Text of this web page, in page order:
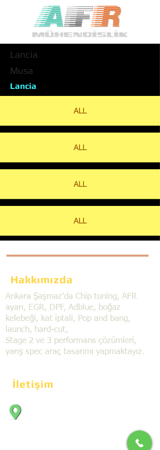
Lancia
Musa
Lancia
ALL
ALL
ALL
ALL
Hakkımızda
Ankara Şaşmaz'da Chip tuning, AFR
ayarı, EGR, DPF, Adblue, boğaz
kelebeği, kat iptali, Pop and bang,
launch, hard-cut,
Stage 2 ve 3 performans çözümleri,
yarış spec araç tasarımı yapmaktayız.
İletişim